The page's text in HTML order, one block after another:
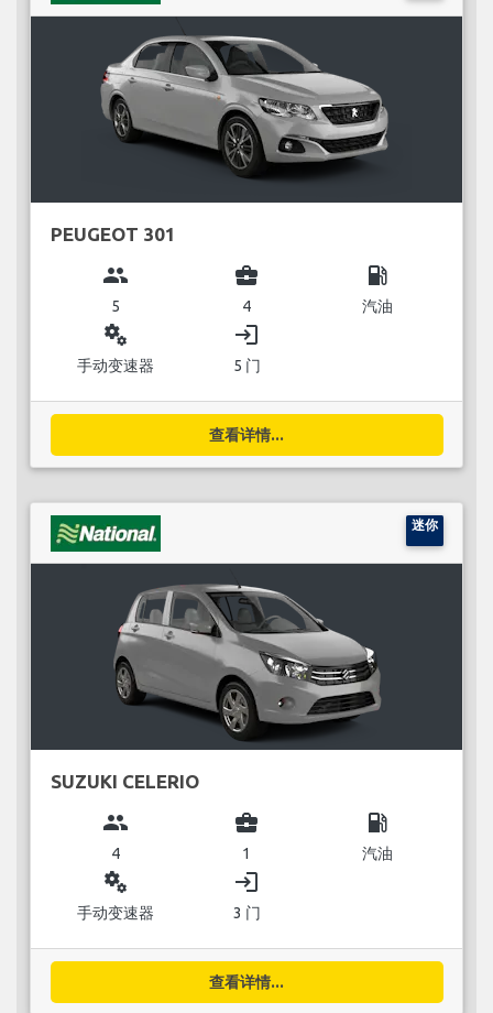
PEUGEOT 301
group
5
business_center
4
local_gas_station
汽油
miscellaneous_services
手动变速器
login
5 门
查看详情...
迷你
SUZUKI CELERIO
group
4
business_center
1
local_gas_station
汽油
miscellaneous_services
手动变速器
login
3 门
查看详情...